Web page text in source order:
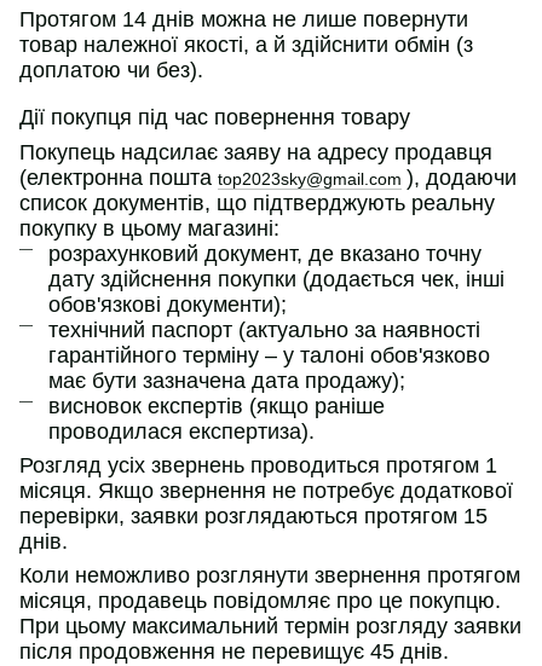
Протягом 14 днів можна не лише повернути
товар належної якості, а й здійснити обмін (з
доплатою чи без).
Дії покупця під час повернення товару
Покупець надсилає заяву на адресу продавця
(електронна пошта top2023sky@gmail.com ), додаючи
список документів, що підтверджують реальну
покупку в цьому магазині:
розрахунковий документ, де вказано точну
дату здійснення покупки (додається чек, інші
обов'язкові документи);
технічний паспорт (актуально за наявності
гарантійного терміну – у талоні обов'язково
має бути зазначена дата продажу);
висновок експертів (якщо раніше
проводилася експертиза).
Розгляд усіх звернень проводиться протягом 1
місяця. Якщо звернення не потребує додаткової
перевірки, заявки розглядаються протягом 15
днів.
Коли неможливо розглянути звернення протягом
місяця, продавець повідомляє про це покупцю.
При цьому максимальний термін розгляду заявки
після продовження не перевищує 45 днів.